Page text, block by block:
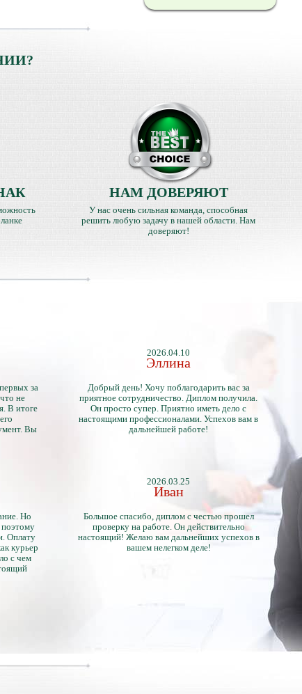
НАМ ДОВЕРЯЮТ
У нас очень сильная команда, способная
решить любую задачу в нашей области. Нам
доверяют!
за
не
В итоге
Вы
2026.04.10
Эллина
Добрый день! Хочу поблагодарить вас за
приятное сотрудничество. Диплом получила.
Он просто супер. Приятно иметь дело с
настоящими профессионалами. Успехов вам в
дальнейшей работе!
Но
поэтому
Оплату
курьер
с чем
2026.03.25
Иван
Большое спасибо, диплом с честью прошел
проверку на работе. Он действительно
настоящий! Желаю вам дальнейших успехов в
вашем нелегком деле!